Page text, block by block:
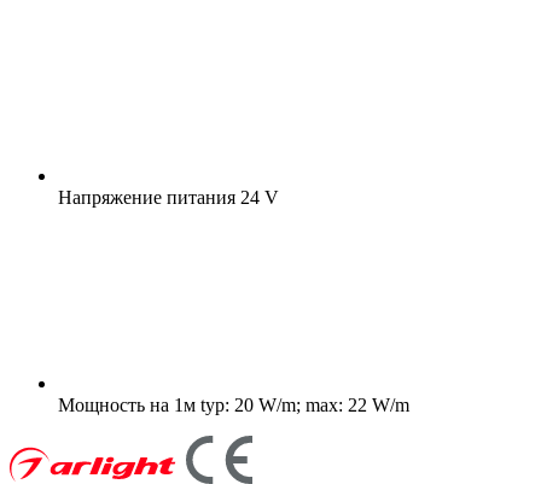
Напряжение питания 24 V
Мощность на 1м typ: 20 W/m; max: 22 W/m